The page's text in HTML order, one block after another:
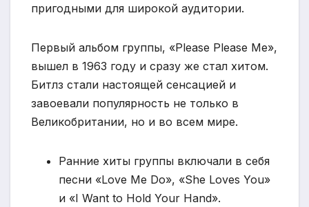
пригодными для широкой аудитории.
Первый альбом группы, «Please Please Me»,
вышел в 1963 году и сразу же стал хитом.
Битлз стали настоящей сенсацией и
завоевали популярность не только в
Великобритании, но и во всем мире.
Ранние хиты группы включали в себя
песни «Love Me Do», «She Loves You»
и «I Want to Hold Your Hand».